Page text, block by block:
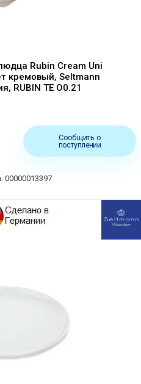
Rubin Cream Uni
кремовый, Seltmann
RUBIN TE O0.21
Сообщить о
поступлении
00000013397